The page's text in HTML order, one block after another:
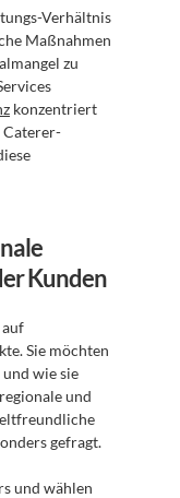
Verhältnis
Maßnahmen
zu
konzentriert
Caterer-
Kunden
Sie möchten
wie sie
und
gefragt.
und wählen